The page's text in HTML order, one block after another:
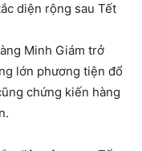
Minh Giám trở
lớn phương tiện đổ
chứng kiến hàng